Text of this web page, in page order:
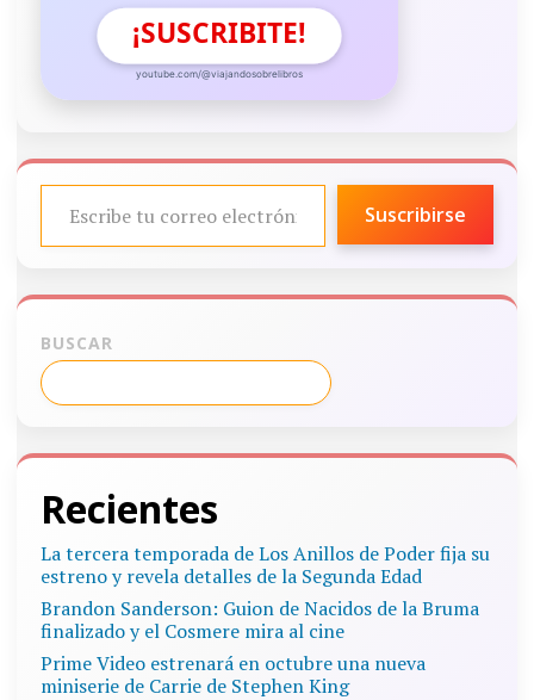
¡SUSCRIBITE!
youtube.com/@viajandosobrelibros
ESCRIBE TU CORREO ELECTRÓNICO…
Suscribirse
BUSCAR
Recientes
La tercera temporada de Los Anillos de Poder fija su
estreno y revela detalles de la Segunda Edad
Brandon Sanderson: Guion de Nacidos de la Bruma
finalizado y el Cosmere mira al cine
Prime Video estrenará en octubre una nueva
miniserie de Carrie de Stephen King